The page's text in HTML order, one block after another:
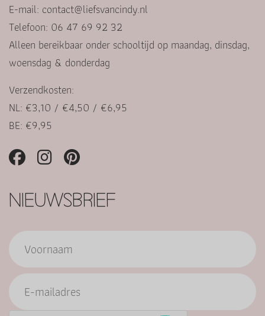
E-mail: contact@liefsvancindy.nl
Telefoon: 06 47 69 92 32
Alleen bereikbaar onder schooltijd op maandag, dinsdag,
woensdag & donderdag
Verzendkosten:
NL: €3,10 / €4,50 / €6,95
BE: €9,95
NIEUWSBRIEF